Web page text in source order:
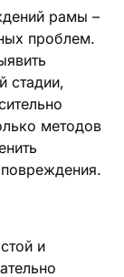
рамы –
проблем.
стадии‚
методов
и